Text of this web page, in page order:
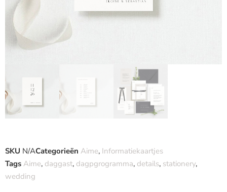
SKU N/ACategorieën Aime, Informatiekaartjes
Tags Aime, daggast, dagpgrogramma, details, stationery,
wedding